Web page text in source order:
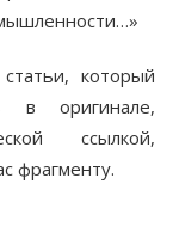
который
в оригинале,
ссылкой,
фрагменту.